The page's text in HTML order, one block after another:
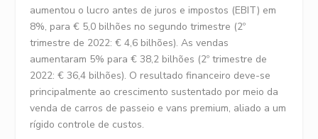
aumentou o lucro antes de juros e impostos (EBIT) em
8%, para € 5,0 bilhões no segundo trimestre (2º
trimestre de 2022: € 4,6 bilhões). As vendas
aumentaram 5% para € 38,2 bilhões (2º trimestre de
2022: € 36,4 bilhões). O resultado financeiro deve-se
principalmente ao crescimento sustentado por meio da
venda de carros de passeio e vans premium, aliado a um
rígido controle de custos.